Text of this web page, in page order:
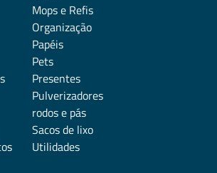
Mops e Refis
Organização
Papéis
Pets
Presentes
Pulverizadores
rodos e pás
Sacos de lixo
Utilidades